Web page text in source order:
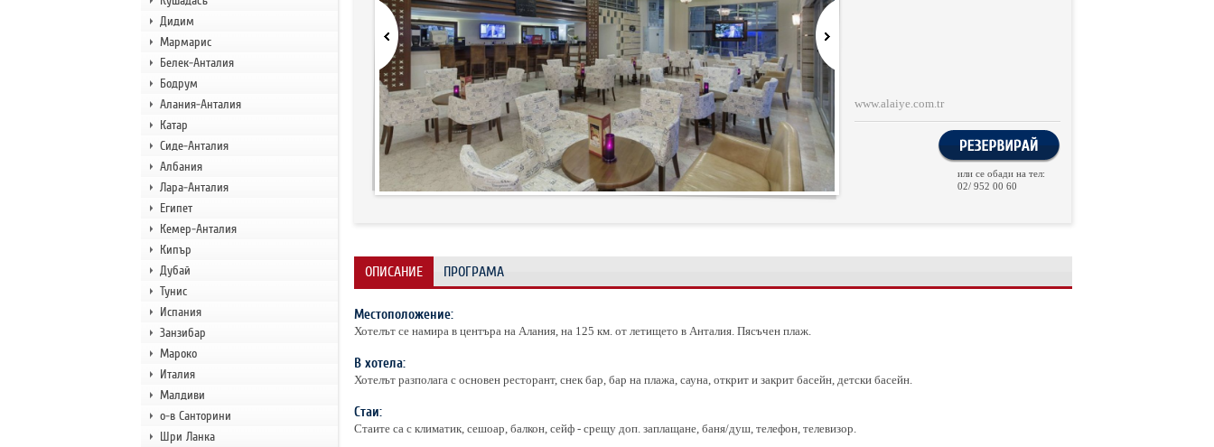
Дидим
Мармарис
Белек-Анталия
Бодрум
Алания-Анталия
Катар
Сиде-Анталия
Албания
Лара-Анталия
Египет
Кемер-Анталия
Кипър
Дубай
Тунис
Испания
Занзибар
Мароко
Италия
Малдиви
о-в Санторини
Шри Ланка
www.alaiye.com.tr
или се обади на тел:
02/ 952 00 60
ОПИСАНИЕ ПРОГРАМА
Местоположение:
Хотелът се намира в центъра на Алания, на 125 км. от летището в Анталия. Пясъчен плаж.
В хотела:
Хотелът разполага с основен ресторант, снек бар, бар на плажа, сауна, открит и закрит басейн, детски басейн.
Стаи:
Стаите са с климатик, сешоар, балкон, сейф - срещу доп. заплащане, баня/душ, телефон, телевизор.